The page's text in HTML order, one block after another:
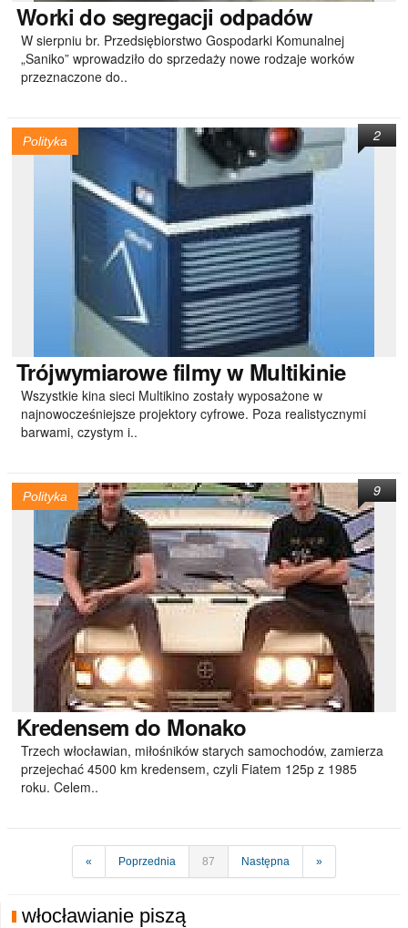
Worki do segregacji odpadów
W sierpniu br. Przedsiębiorstwo Gospodarki Komunalnej
„Saniko” wprowadziło do sprzedaży nowe rodzaje worków
przeznaczone do..
Polityka
Trójwymiarowefilmy w Multikinie
Wszystkie kina sieci Multikino zostały wyposażone w
najnowocześniejsze projektory cyfrowe. Poza realistycznymi
barwami, czystym i..
2
Polityka
Kredensem do Monako
Trzech włocławian, miłośników starych samochodów, zamierza
przejechać 4500 km kredensem, czyli Fiatem 125p z 1985
roku. Celem..
9
« Poprzednia 87 Następna »
włocławianie piszą